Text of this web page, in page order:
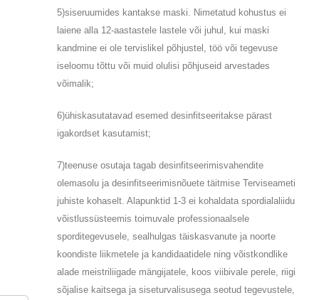
5)siseruumides kantakse maski. Nimetatud kohustus ei
laiene alla 12-aastastele lastele või juhul, kui maski
kandmine ei ole tervislikel põhjustel, töö või tegevuse
iseloomu tõttu või muid olulisi põhjuseid arvestades
võimalik;
6)ühiskasutatavad esemed desinfitseeritakse pärast
igakordset kasutamist;
7)teenuse osutaja tagab desinfitseerimisvahendite
olemasolu ja desinfitseerimisnõuete täitmise Terviseameti
juhiste kohaselt. Alapunktid 1-3 ei kohaldata spordialaliidu
võistlussüsteemis toimuvale professionaalsele
sporditegevusele, sealhulgas täiskasvanute ja noorte
koondiste liikmetele ja kandidaatidele ning võistkondlike
alade meistriliigade mängijatele, koos viibivale perele, riigi
sõjalise kaitsega ja siseturvalisusega seotud tegevustele,